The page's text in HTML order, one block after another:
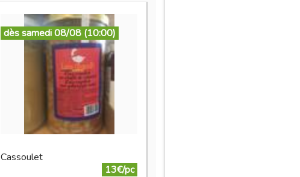
dès samedi 08/08 (10:00)
Cassoulet
13€/pc